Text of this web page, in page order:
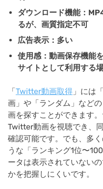
ダウンロード機能：
るが、画質指定不可
広告表示：多い
使用感：動画保存機能
サイトとして利用する
「 Twitter動画取得 」には
画」や「ランダム」など
画を探すことができます
Twitter動画を視聴でき、
確認可能です。でも、多
うな「ランキング1位〜
ータは表示されていない
かを把握しにくいです。